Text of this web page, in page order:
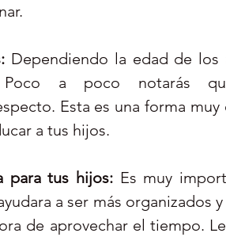
Dependiendo la edad de los
Poco a poco notarás
Esta es una forma
a tus hijos.
para tus hijos: Es muy
a ser más organizados
de aprovechar el tiempo.